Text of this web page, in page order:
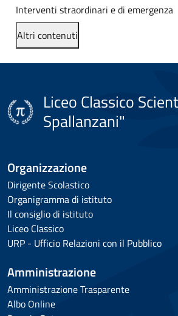
Interventi straordinari e di emergenza
Altri contenuti
Liceo Classico
Spallanzani"
Organizzazione
Dirigente Scolastico
Organigramma di istituto
Il consiglio di istituto
Liceo Classico
URP - Ufficio Relazioni con il Pubblico
Amministrazione
Amministrazione Trasparente
Albo Online